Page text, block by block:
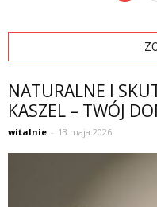
NATURALNE I
KASZEL – TWÓJ
witalnie - 13 maja 2026